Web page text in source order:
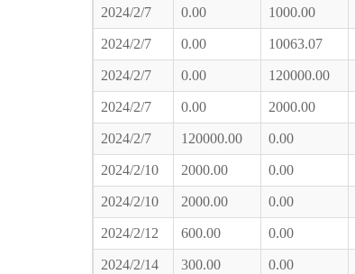
2024/2/7 0.00 1000.00
2024/2/7 0.00 10063.07
2024/2/7 0.00 120000.00
2024/2/7 0.00 2000.00
2024/2/7 120000.00 0.00
2024/2/10 2000.00 0.00
2024/2/10 2000.00 0.00
2024/2/12 600.00 0.00
2024/2/14 300.00 0.00